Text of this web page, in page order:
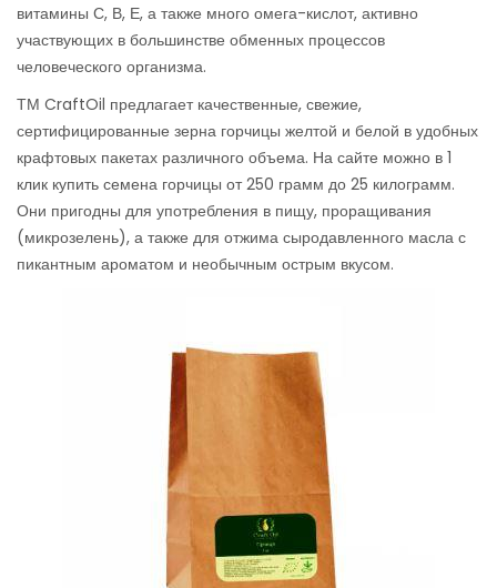
витамины С, В, Е, а также много омега-кислот, активно
участвующих в большинстве обменных процессов
человеческого организма.
ТМ CraftOil предлагает качественные, свежие,
сертифицированные зерна горчицы желтой и белой в удобных
крафтовых пакетах различного объема. На сайте можно в 1
клик купить семена горчицы от 250 грамм до 25 килограмм.
Они пригодны для употребления в пищу, проращивания
(микрозелень), а также для отжима сыродавленного масла с
пикантным ароматом и необычным острым вкусом.